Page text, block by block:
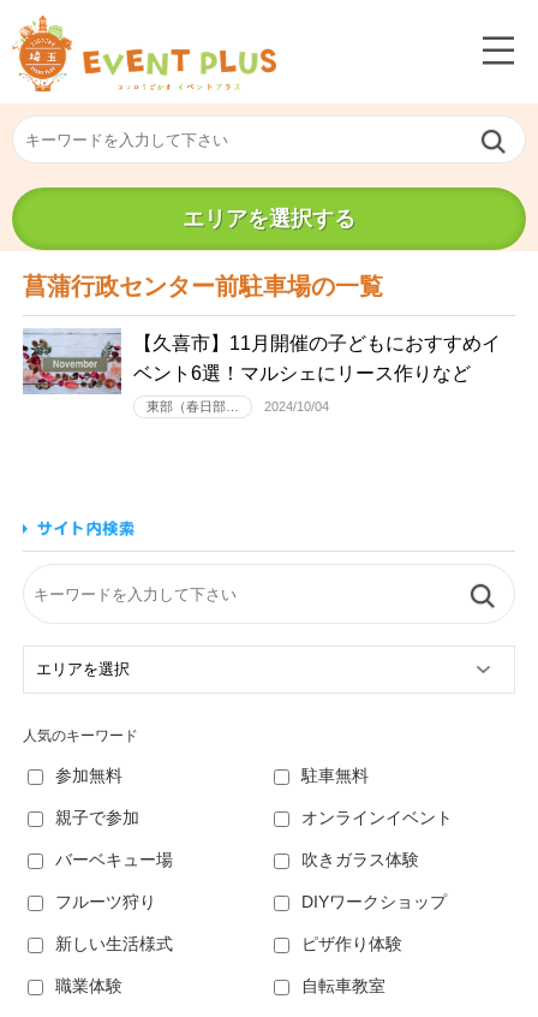
エリアを選択する
菖蒲行政センター前駐車場の一覧
【久喜市】11月開催の子どもにおすすめイ
ベント6選！マルシェにリース作りなど
東部（春日部… 2024/10/04
人気のキーワード
参加無料 駐車無料
親子で参加 オンラインイベント
バーベキュー場 吹きガラス体験
フルーツ狩り DIYワークショップ
新しい生活様式 ピザ作り体験
職業体験 自転車教室